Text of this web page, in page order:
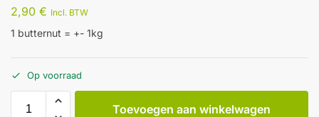
2,90 € Incl. BTW
1 butternut = +- 1kg
Op voorraad
Toevoegen aan winkelwagen